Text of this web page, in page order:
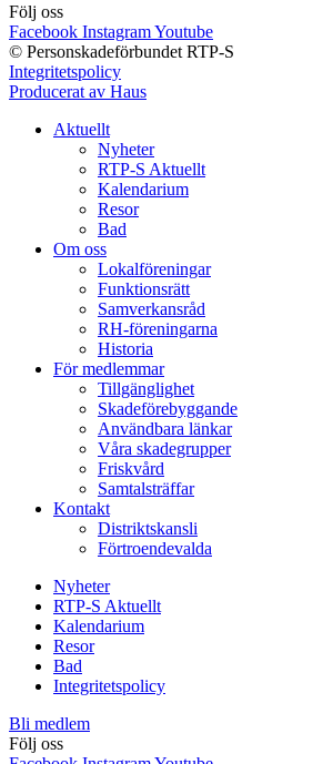
Följ oss
Facebook InstagramYoutube
© Personskadeförbundet RTP-S
Integritetspolicy
Producerat av Haus
Aktuellt
Nyheter
RTP-S Aktuellt
Kalendarium
Resor
Bad
Om oss
Lokalföreningar
Funktionsrätt
Samverkansråd
RH-föreningarna
Historia
För medlemmar
Tillgänglighet
Skadeförebyggande
Användbara länkar
Våra skadegrupper
Friskvård
Samtalsträffar
Kontakt
Distriktskansli
Förtroendevalda
Nyheter
RTP-S Aktuellt
Kalendarium
Resor
Bad
Integritetspolicy
Bli medlem
Följ oss